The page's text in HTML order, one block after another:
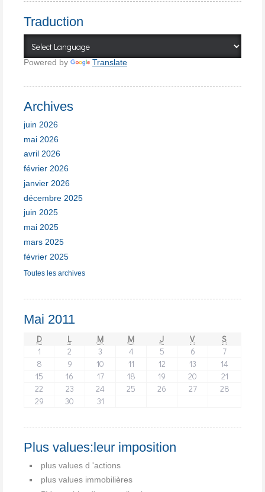
Traduction
Powered by Translate
Archives
juin 2026
mai 2026
avril 2026
février 2026
janvier 2026
décembre 2025
juin 2025
mai 2025
mars 2025
février 2025
Toutes les archives
Mai 2011
D L M M J V
S
1
2 3 4 5 6
7
8
9 10 11 12 13
14
15
16 17 18 19 20
21
22
23 24 25 26 27
28
29
30 31
Plus values:leur imposition
plus values d 'actions
plus values immobilières